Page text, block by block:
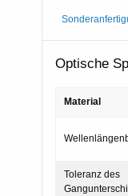
Optische
Material
Toleranz des